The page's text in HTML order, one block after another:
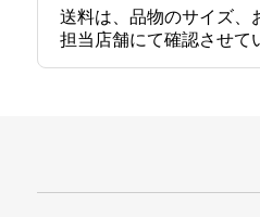
送料は、品物のサイズ、
担当店舗にて確認させて